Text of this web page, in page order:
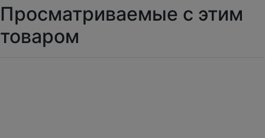
Просматриваемые с этим
товаром